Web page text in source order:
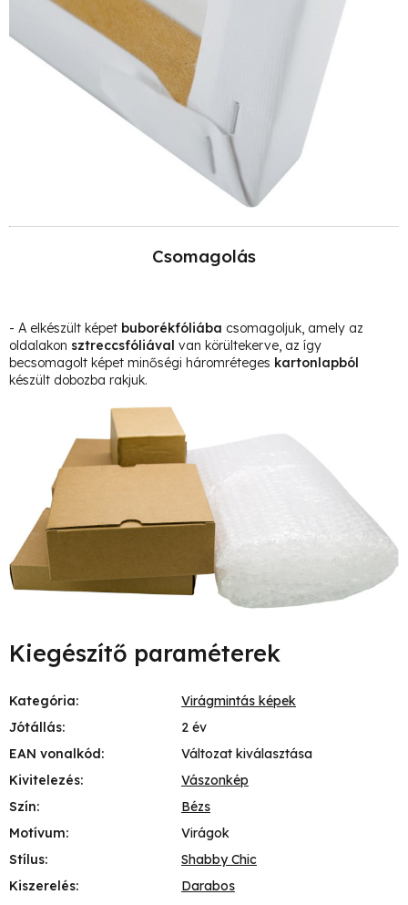
Csomagolás
- A elkészült képet buborékfóliába csomagoljuk, amely az
oldalakon sztreccsfóliával van körültekerve, az így
becsomagolt képet minőségi háromréteges kartonlapból
készült dobozba rakjuk.
Kiegészítő paraméterek
Kategória:
Virágmintás képek
Jótállás:
2 év
EAN vonalkód:
Változat kiválasztása
Kivitelezés:
Vászonkép
Szín:
Bézs
Motívum:
Virágok
Stílus:
Shabby Chic
Kiszerelés:
Darabos